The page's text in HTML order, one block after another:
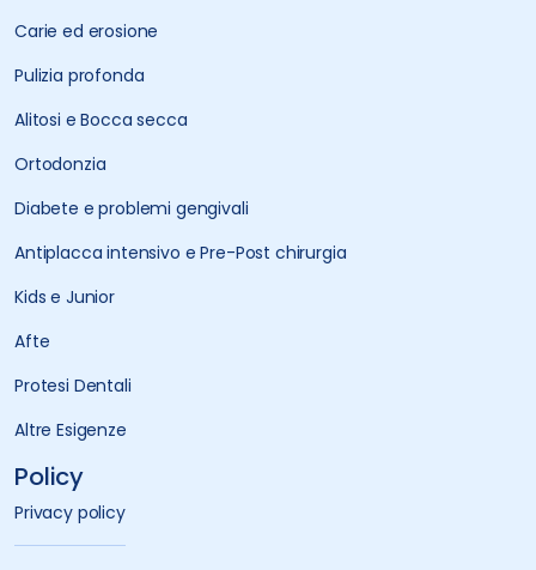
Carie ed erosione
Pulizia profonda
Alitosi e Bocca secca
Ortodonzia
Diabete e problemi gengivali
Antiplacca intensivo e Pre-Post chirurgia
Kids e Junior
Afte
Protesi Dentali
Altre Esigenze
Policy
Privacy policy